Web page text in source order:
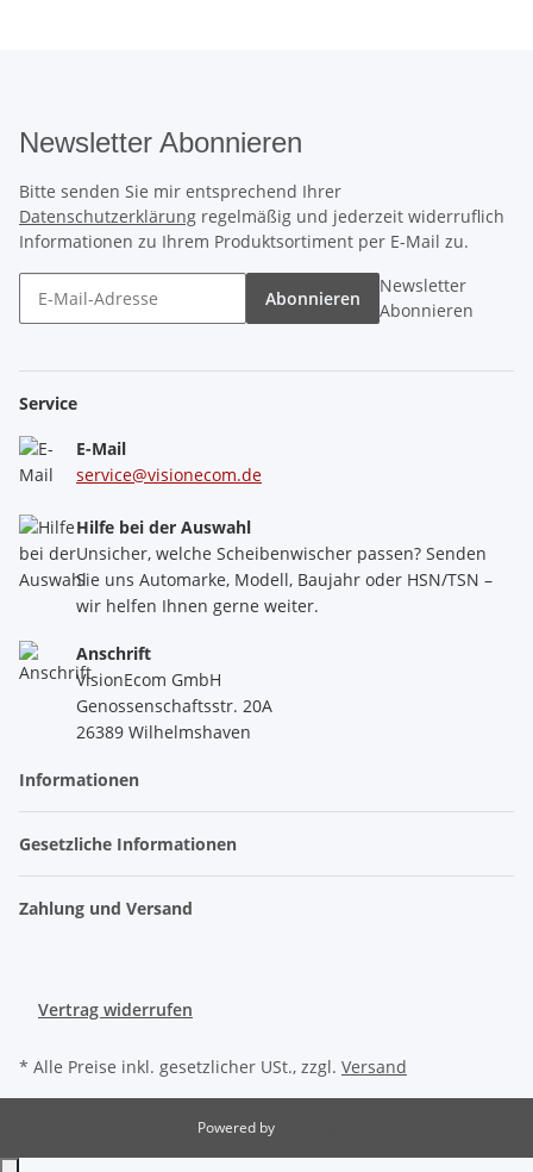
Newsletter Abonnieren
Bitte senden Sie mir entsprechend Ihrer
Datenschutzerklärung regelmäßig und jederzeit widerruflich
Informationen zu Ihrem Produktsortiment per E-Mail zu.
Abonnieren
Newsletter
Abonnieren
Service
E-Mail
service@visionecom.de
Hilfe bei der Auswahl
Unsicher, welche Scheibenwischer passen? Senden
Sie uns Automarke, Modell, Baujahr oder HSN/TSN –
wir helfen Ihnen gerne weiter.
Anschrift
VisionEcom GmbH
Genossenschaftsstr. 20A
26389 Wilhelmshaven
Informationen
Gesetzliche Informationen
Zahlung und Versand
Vertrag widerrufen
* Alle Preise inkl. gesetzlicher USt., zzgl. Versand
Powered by